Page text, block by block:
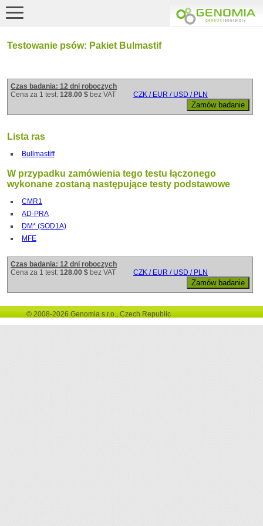
Testowanie psów: Pakiet Bulmastif
Czas badania: 12 dni roboczych
Cena za 1 test: 128.00 $ bez VAT CZK / EUR / USD / PLN
Lista ras
Bullmastiff
W przypadku zamówienia tego testu łączonego
wykonane zostaną następujące testy podstawowe
CMR1
AD-PRA
DM* (SOD1A)
MFE
Czas badania: 12 dni roboczych
Cena za 1 test: 128.00 $ bez VAT CZK / EUR / USD / PLN
© 2008-2026 Genomia s.r.o., Czech Republic